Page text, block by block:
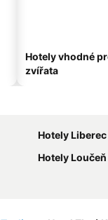
Hotely vhodné
zvířata
Hotely Liberec
Hotely Loučeň